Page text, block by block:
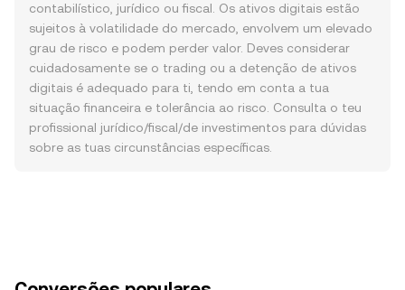
contabilístico, jurídico ou fiscal. Os ativos digitais estão
sujeitos à volatilidade do mercado, envolvem um elevado
grau de risco e podem perder valor. Deves considerar
cuidadosamente se o trading ou a detenção de ativos
digitais é adequado para ti, tendo em conta a tua
situação financeira e tolerância ao risco. Consulta o teu
profissional jurídico/fiscal/de investimentos para dúvidas
sobre as tuas circunstâncias específicas.